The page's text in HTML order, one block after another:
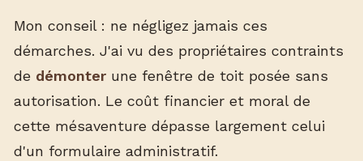
Mon conseil : ne négligez jamais ces
démarches. J'ai vu des propriétaires contraints
de démonter une fenêtre de toit posée sans
autorisation. Le coût financier et moral de
cette mésaventure dépasse largement celui
d'un formulaire administratif.